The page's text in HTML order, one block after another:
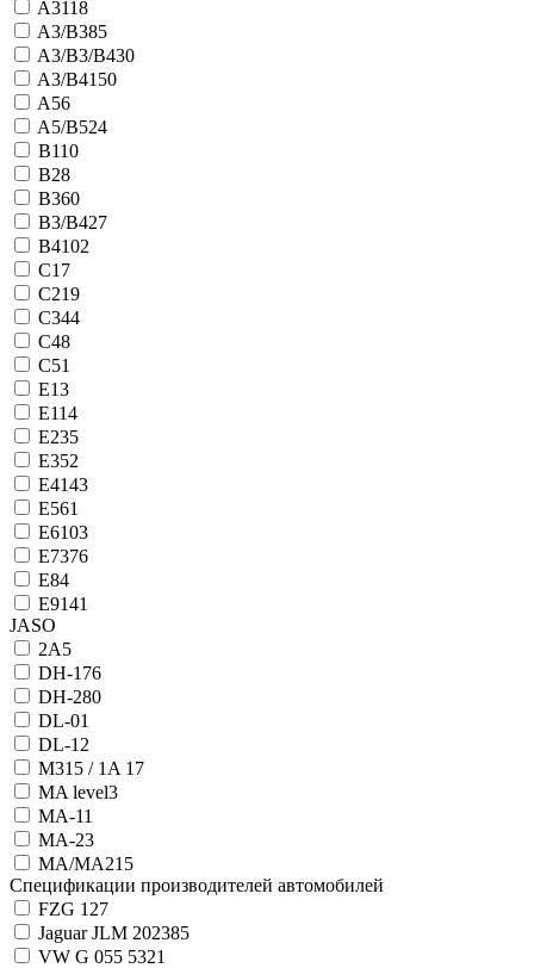
A3118
A3/B385
A3/B3/B430
A3/B4150
A56
A5/B524
B110
B28
B360
B3/B427
B4102
C1 7
C219
C344
C48
C51
E13
E114
E235
E352
E4143
E561
E6103
E7376
E84
E9141
JASO
2А5
DH-1 76
DH-280
DL-01
DL-1 2
M315 / 1A 17
MA level3
MA-11
MA-23
MA/MA215
Спецификации производителей автомобилей
FZG 127
Jaguar JLM 202385
VW G 055 5321